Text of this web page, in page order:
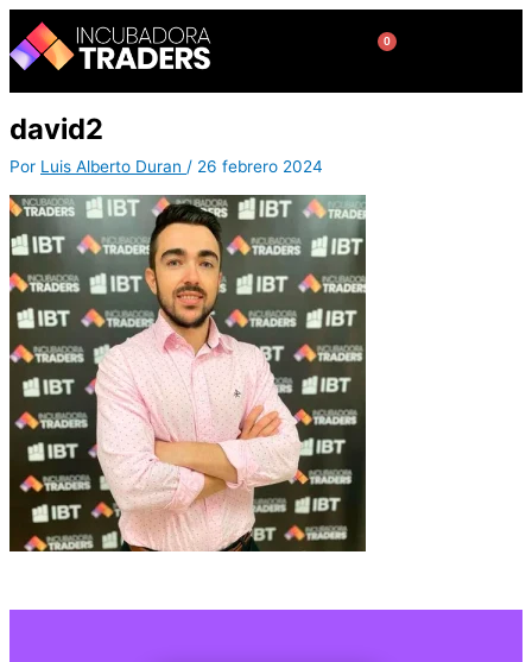
Ir
contenido
0
Cart
david2
Por Luis Alberto Duran / 26 febrero 2024